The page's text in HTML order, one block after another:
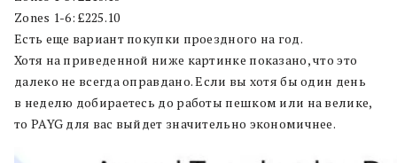
Zones 1-6: £225.10
Есть еще вариант покупки проездного на год.
Хотя на приведенной ниже картинке показано, что это
далеко не всегда оправдано. Если вы хотя бы один день
в неделю добираетесь до работы пешком или на велике,
то PAYG для вас выйдет значительно экономичнее.